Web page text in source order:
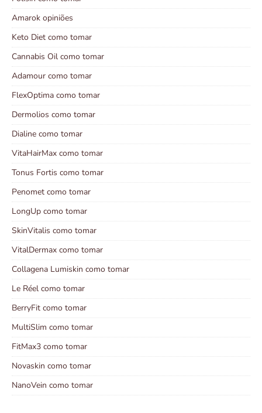
Amarok opiniões
Keto Diet como tomar
Cannabis Oil como tomar
Adamour como tomar
FlexOptima como tomar
Dermolios como tomar
Dialine como tomar
VitaHairMax como tomar
Tonus Fortis como tomar
Penomet como tomar
LongUp como tomar
SkinVitalis como tomar
VitalDermax como tomar
Collagena Lumiskin como tomar
Le Réel como tomar
BerryFit como tomar
MultiSlim como tomar
FitMax3 como tomar
Novaskin como tomar
NanoVein como tomar